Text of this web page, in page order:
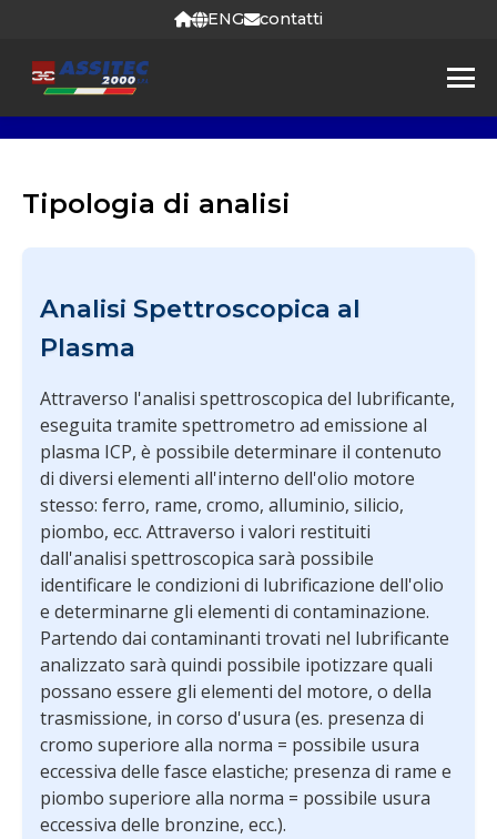
ENG contatti
Tipologia di analisi
Analisi Spettroscopica al
Plasma
Attraverso l'analisi spettroscopica del lubrificante,
eseguita tramite spettrometro ad emissione al
plasma ICP, è possibile determinare il contenuto
di diversi elementi all'interno dell'olio motore
stesso: ferro, rame, cromo, alluminio, silicio,
piombo, ecc. Attraverso i valori restituiti
dall'analisi spettroscopica sarà possibile
identificare le condizioni di lubrificazione dell'olio
e determinarne gli elementi di contaminazione.
Partendo dai contaminanti trovati nel lubrificante
analizzato sarà quindi possibile ipotizzare quali
possano essere gli elementi del motore, o della
trasmissione, in corso d'usura (es. presenza di
cromo superiore alla norma = possibile usura
eccessiva delle fasce elastiche; presenza di rame e
piombo superiore alla norma = possibile usura
eccessiva delle bronzine, ecc.).